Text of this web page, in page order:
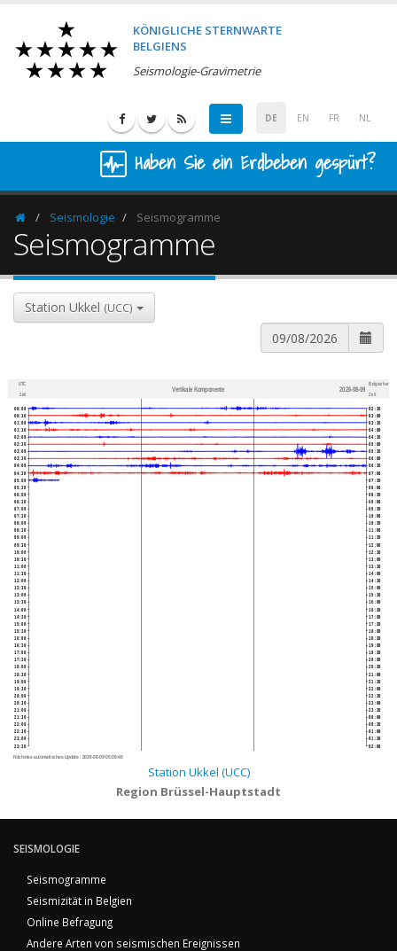
KÖNIGLICHE STERNWARTE
BELGIENS
Seismologie-Gravimetrie
DE EN FR NL
Haben Sie ein Erdbeben gespürt?
HomepageSeismologie Seismogramme
Seismogramme
Station Ukkel (UCC)
UTC
Zeit
Vertikale Komponente 2026-08-09
Belgischer
Zeit
00:00
00:30
01:00
01:30
02:00
02:30
03:00
03:30
04:00
04:30
05:00
05:30
06:00
06:30
07:00
07:30
08:00
08:30
09:00
09:30
10:00
10:30
11:00
11:30
12:00
12:30
13:00
13:30
14:00
14:30
15:00
15:30
16:00
16:30
17:00
17:30
18:00
18:30
19:00
19:30
20:00
20:30
21:00
21:30
22:00
22:30
23:00
23:30
02:30
03:00
03:30
04:00
04:30
05:00
05:30
06:00
06:30
07:00
07:30
08:00
08:30
09:00
09:30
10:00
10:30
11:00
11:30
12:00
12:30
13:00
13:30
14:00
14:30
15:00
15:30
16:00
16:30
17:00
17:30
18:00
18:30
19:00
19:30
20:00
20:30
21:00
21:30
22:00
22:30
23:00
23:30
00:00
00:30
01:00
01:30
02:00
Nächstes automatisches Update : 2026-08-09 05:09:40
Station Ukkel (UCC)
Region Brüssel-Hauptstadt
SEISMOLOGIE
Seismogramme
Seismizität in Belgien
Online Befragung
Andere Arten von seismischen Ereignissen